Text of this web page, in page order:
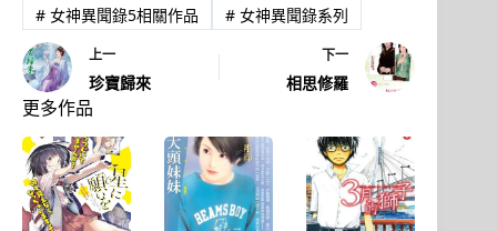
#女神異聞錄5相關作品 #女神異聞錄系列
上一
珍寶歸來
下一
相思修羅
更多作品